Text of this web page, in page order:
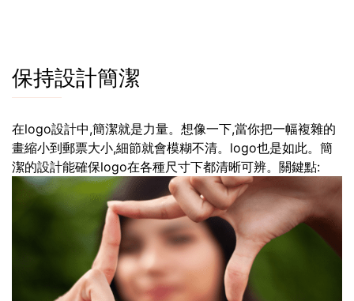
保持設計簡潔
在logo設計中,簡潔就是力量。想像一下,當你把一幅複雜的
畫縮小到郵票大小,細節就會模糊不清。logo也是如此。簡
潔的設計能確保logo在各種尺寸下都清晰可辨。關鍵點: